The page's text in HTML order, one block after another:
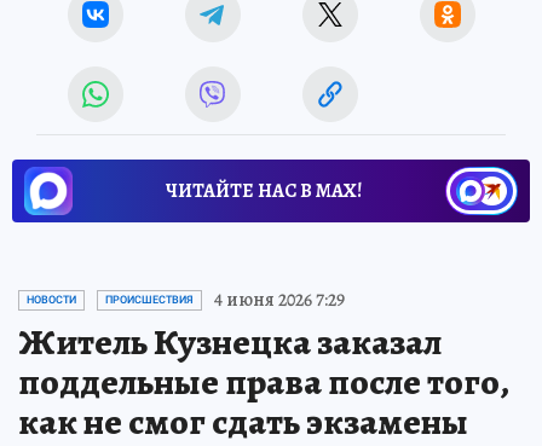
ЧИТАЙТЕ НАС В МАХ!
НОВОСТИ ПРОИСШЕСТВИЯ 4 июня 2026 7:29
Житель Кузнецка заказал
поддельные права после того,
как не смог сдать экзамены